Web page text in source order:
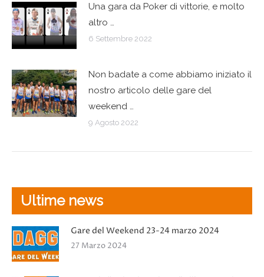
Una gara da Poker di vittorie, e molto
altro …
6 Settembre 2022
Non badate a come abbiamo iniziato il
nostro articolo delle gare del
weekend …
9 Agosto 2022
Ultime news
Gare del Weekend 23-24 marzo 2024
27 Marzo 2024